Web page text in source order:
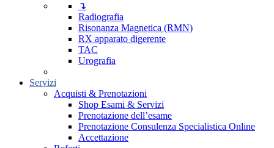
↴
Radiografia
Risonanza Magnetica (RMN)
RX apparato digerente
TAC
Urografia
Servizi
Acquisti & Prenotazioni
Shop Esami & Servizi
Prenotazione dell’esame
Prenotazione Consulenza Specialistica Online
Accettazione